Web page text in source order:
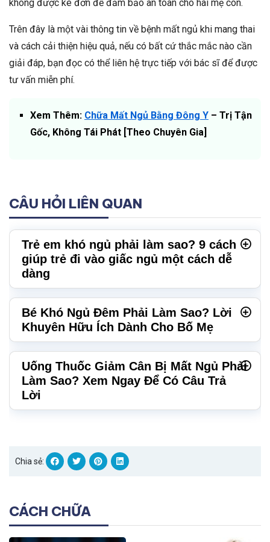
không được kê đơn để đảm bảo an toàn cho hai mẹ con.
Trên đây là một vài thông tin về bệnh mất ngủ khi mang thai
và cách cải thiện hiệu quả, nếu có bất cứ thắc mắc nào cần
giải đáp, bạn đọc có thể liên hệ trực tiếp với bác sĩ để được
tư vấn miễn phí.
Xem Thêm: Chữa Mất Ngủ Bằng Đông Y – Trị Tận
Gốc, Không Tái Phát [Theo Chuyên Gia]
CÂU HỎI LIÊN QUAN
Trẻ em khó ngủ phải làm sao? 9 cách
giúp trẻ đi vào giấc ngủ một cách dễ
dàng
Bé Khó Ngủ Đêm Phải Làm Sao? Lời
Khuyên Hữu Ích Dành Cho Bố Mẹ
Uống Thuốc Giảm Cân Bị Mất Ngủ Phải
Làm Sao? Xem Ngay Để Có Câu Trả
Lời
Chia sẻ:
CÁCH CHỮA